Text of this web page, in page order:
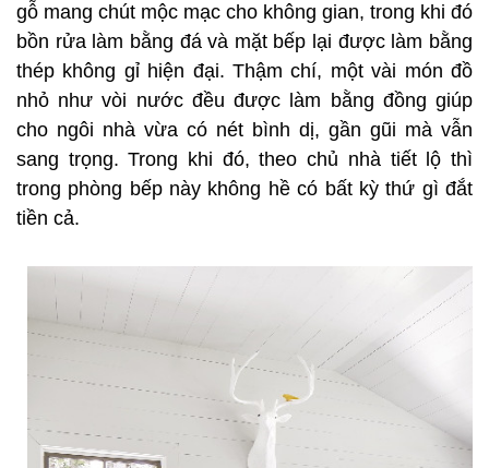
gỗ mang chút mộc mạc cho không gian, trong khi đó
bồn rửa làm bằng đá và mặt bếp lại được làm bằng
thép không gỉ hiện đại. Thậm chí, một vài món đồ
nhỏ như vòi nước đều được làm bằng đồng giúp
cho ngôi nhà vừa có nét bình dị, gần gũi mà vẫn
sang trọng. Trong khi đó, theo chủ nhà tiết lộ thì
trong phòng bếp này không hề có bất kỳ thứ gì đắt
tiền cả.